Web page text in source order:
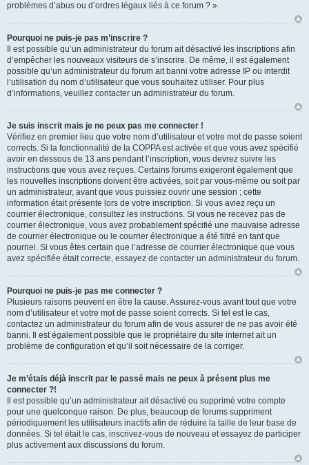
problèmes d’abus ou d’ordres légaux liés à ce forum ? ».
Pourquoi ne puis-je pas m’inscrire ?
Il est possible qu’un administrateur du forum ait désactivé les inscriptions afin
d’empêcher les nouveaux visiteurs de s’inscrire. De même, il est également
possible qu’un administrateur du forum ait banni votre adresse IP ou interdit
l’utilisation du nom d’utilisateur que vous souhaitez utiliser. Pour plus
d’informations, veuillez contacter un administrateur du forum.
Je suis inscrit mais je ne peux pas me connecter !
Vérifiez en premier lieu que votre nom d’utilisateur et votre mot de passe soient
corrects. Si la fonctionnalité de la COPPA est activée et que vous avez spécifié
avoir en dessous de 13 ans pendant l’inscription, vous devrez suivre les
instructions que vous avez reçues. Certains forums exigeront également que
les nouvelles inscriptions doivent être activées, soit par vous-même ou soit par
un administrateur, avant que vous puissiez ouvrir une session ; cette
information était présente lors de votre inscription. Si vous aviez reçu un
courrier électronique, consultez les instructions. Si vous ne recevez pas de
courrier électronique, vous avez probablement spécifié une mauvaise adresse
de courrier électronique ou le courrier électronique a été filtré en tant que
pourriel. Si vous êtes certain que l’adresse de courrier électronique que vous
avez spécifiée était correcte, essayez de contacter un administrateur du forum.
Pourquoi ne puis-je pas me connecter ?
Plusieurs raisons peuvent en être la cause. Assurez-vous avant tout que votre
nom d’utilisateur et votre mot de passe soient corrects. Si tel est le cas,
contactez un administrateur du forum afin de vous assurer de ne pas avoir été
banni. Il est également possible que le propriétaire du site internet ait un
problème de configuration et qu’il soit nécessaire de la corriger.
Je m’étais déjà inscrit par le passé mais ne peux à présent plus me
connecter ?!
Il est possible qu’un administrateur ait désactivé ou supprimé votre compte
pour une quelconque raison. De plus, beaucoup de forums suppriment
périodiquement les utilisateurs inactifs afin de réduire la taille de leur base de
données. Si tel était le cas, inscrivez-vous de nouveau et essayez de participer
plus activement aux discussions du forum.